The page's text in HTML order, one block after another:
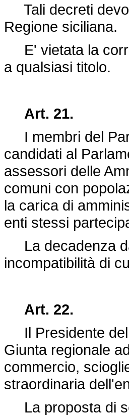
Tali decreti
Regione siciliana.
E' vietata la
a qualsiasi titolo.
Art. 21.
I membri del
candidati al
assessori delle
comuni con
la carica di
enti stessi
La decadenza
incompatibilità di
Art. 22.
Il Presidente
Giunta regionale
commercio,
straordinaria
La proposta di